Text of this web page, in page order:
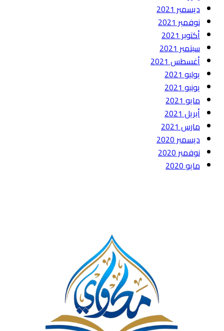
ديسمبر 2021
نوفمبر 2021
أكتوبر 2021
سبتمبر 2021
أغسطس 2021
يوليو 2021
يونيو 2021
مايو 2021
أبريل 2021
مارس 2021
ديسمبر 2020
نوفمبر 2020
مايو 2020